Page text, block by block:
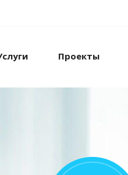
Проекты